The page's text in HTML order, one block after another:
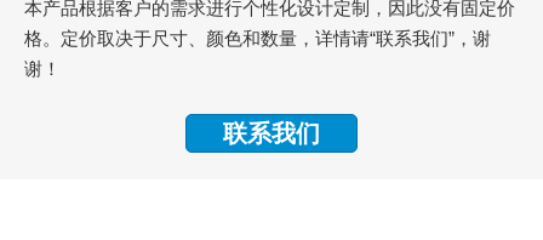
本产品根据客户的需求进行个性化设计定制，因此没有固定价
格。定价取决于尺寸、颜色和数量，详情请“联系我们”，谢
谢！
联系我们